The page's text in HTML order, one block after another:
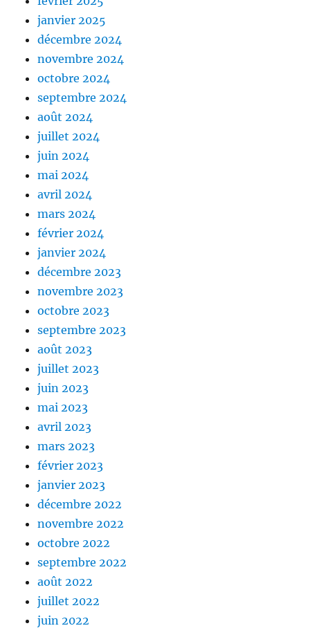
janvier 2025
décembre 2024
novembre 2024
octobre 2024
septembre 2024
août 2024
juillet 2024
juin 2024
mai 2024
avril 2024
mars 2024
février 2024
janvier 2024
décembre 2023
novembre 2023
octobre 2023
septembre 2023
août 2023
juillet 2023
juin 2023
mai 2023
avril 2023
mars 2023
février 2023
janvier 2023
décembre 2022
novembre 2022
octobre 2022
septembre 2022
août 2022
juillet 2022
juin 2022